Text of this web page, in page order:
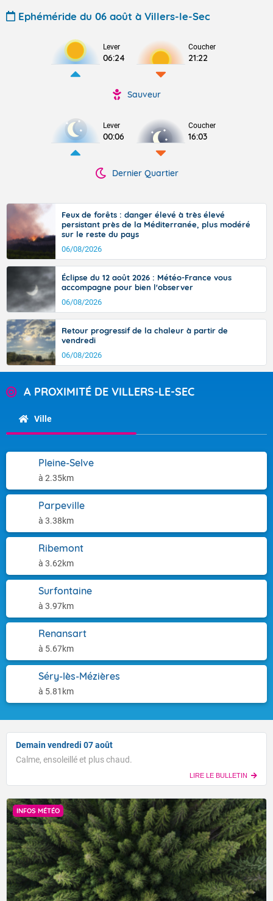
Ephéméride du 06 août à Villers-le-Sec
Lever
06:24
Coucher
21:22
Sauveur
Lever
00:06
Coucher
16:03
Dernier Quartier
Feux de forêts : danger élevé à très élevé
persistant près de la Méditerranée, plus modéré
sur le reste du pays
06/08/2026
Éclipse du 12 août 2026 : Météo-France vous
accompagne pour bien l'observer
06/08/2026
Retour progressif de la chaleur à partir de
vendredi
06/08/2026
A PROXIMITÉ DE VILLERS-LE-SEC
Ville
Pleine-Selve
à 2.35km
Parpeville
à 3.38km
Ribemont
à 3.62km
Surfontaine
à 3.97km
Renansart
à 5.67km
Séry-lès-Mézières
à 5.81km
Demain vendredi 07 août
Calme, ensoleillé et plus chaud.
LIRE LE BULLETIN
INFOS MÉTÉO